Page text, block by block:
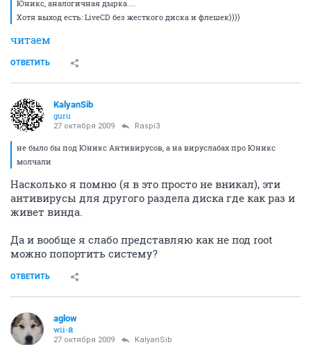
Юникс, аналогичная дырка....
Хотя выход есть: LiveCD без жесткого диска и флешек))))
читаем
ОТВЕТИТЬ
KalyanSib
guru
27 октября 2009 Raspi3
не было бы под Юникс Антивирусов, а на вируслабах про Юникс
молчали
Насколько я помню (я в это просто не вникал), эти
антивирусы для другого раздела диска где как раз и
живет винда.
Да и вообще я слабо представляю как не под root
можно попортить систему?
ОТВЕТИТЬ
aglow
wii-й
27 октября 2009 KalyanSib